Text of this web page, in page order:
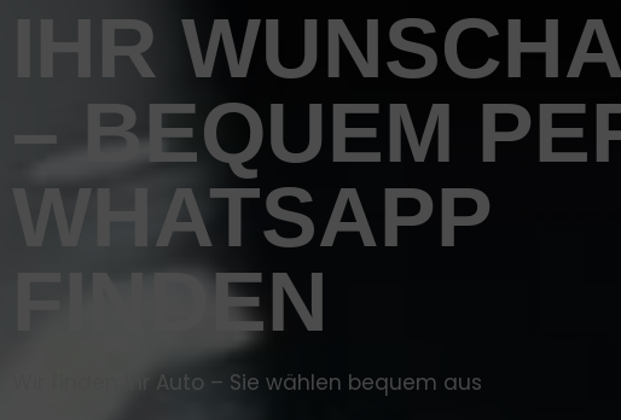
IHR
– BEQUEM
WHATSAPP
FINDEN
Wir finden Ihr Auto – Sie wählen bequem aus